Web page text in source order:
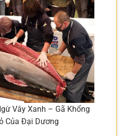
Vây Xanh – Gã Khổng
Của Đại Dương